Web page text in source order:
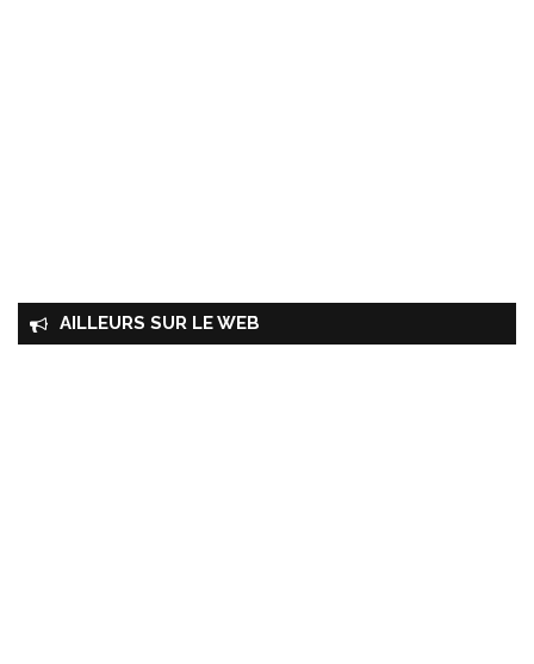
AILLEURS SUR LE WEB